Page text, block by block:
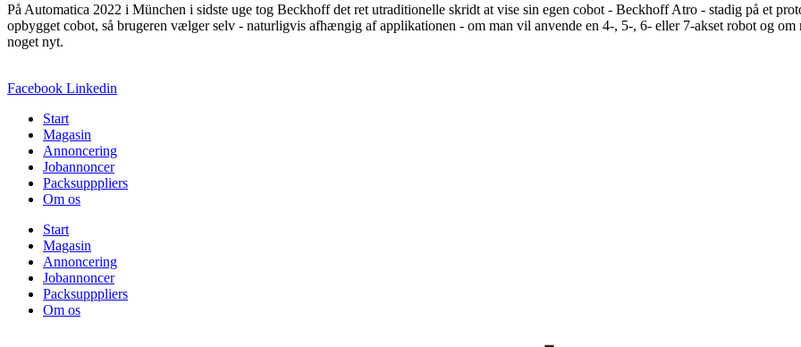
På Automatica 2022 i München i sidste uge tog Beckhoff det ret utraditionelle skridt at vise sin egen cobot - Beckhoff Atro - stadig på et
opbygget cobot, så brugeren vælger selv - naturligvis afhængig af applikationen - om man vil anvende en 4-, 5-, 6- eller 7-akset robot og
noget nyt.
Facebook Linkedin
Start
Magasin
Annoncering
Jobannoncer
Packsupppliers
Om os
Start
Magasin
Annoncering
Jobannoncer
Packsupppliers
Om os